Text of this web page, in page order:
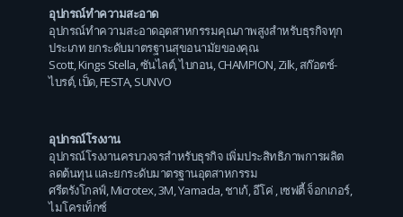
อุปกรณ์ทำความสะอาด
อุปกรณ์ทำความสะอาดอุตสาหกรรมคุณภาพสูงสำหรับธุรกิจทุก
ประเภท ยกระดับมาตรฐานสุขอนามัยของคุณ
Scott,Kings Stella,ซันไลต์,ไบกอน,CHAMPION,Zilk,สก๊อตช์-
ไบรต์,เป็ด,FESTA,SUNVO
อุปกรณ์โรงงาน
อุปกรณ์โรงงานครบวงจรสำหรับธุรกิจ เพิ่มประสิทธิภาพการผลิต
ลดต้นทุน และยกระดับมาตรฐานอุตสาหกรรม
ศรีตรังโกลฟ์,Microtex,3M,Yamada,ชาเก้,อีโค่ ,เซฟตี้ จ็อกเกอร์,
ไมโครเท็กซ์